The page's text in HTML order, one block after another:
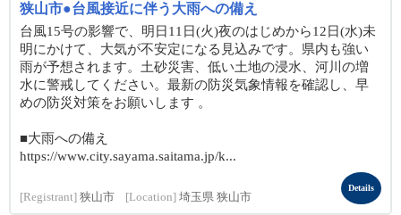
狭山市●台風接近に伴う大雨への備え
台風15号の影響で、明日11日(火)夜のはじめから12日(水)未
明にかけて、大気が不安定になる見込みです。県内も強い
雨が予想されます。土砂災害、低い土地の浸水、河川の増
水に警戒してください。最新の防災気象情報を確認し、早
めの防災対策をお願いします 。
■大雨への備え
https://www.city.sayama.saitama.jp/k...
[Registrant] 狭山市 [Location] 埼玉県 狭山市
Details